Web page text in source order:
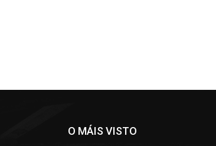
O MÁIS VISTO